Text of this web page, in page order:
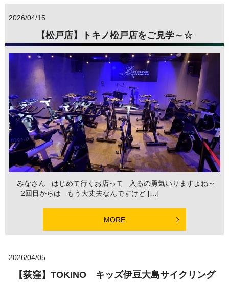
2026/04/15
【松戸店】トキノ松戸店をご見学～☆
みなさん はじめて行くお店って 入るの勇気いりますよね～
2回目からは もう大丈夫なんですけど […]
MORE
2026/04/05
【荻窪】TOKINO キッズ伊豆大島サイクリング